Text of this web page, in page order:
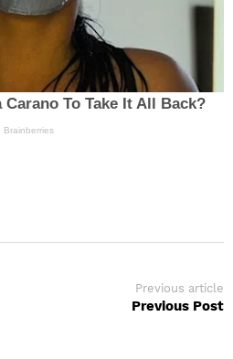
Previous article
Previous Post